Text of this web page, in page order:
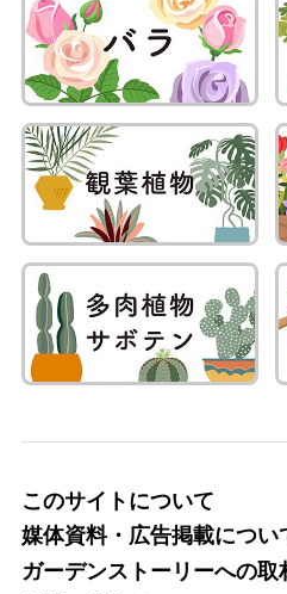
このサイトについて
媒体資料・広告掲載につい
ガーデンストーリーへの取